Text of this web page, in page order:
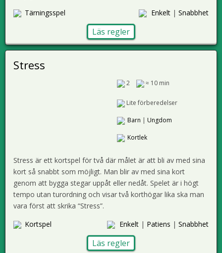
Tärningsspel
Enkelt | Snabbhet
Läs regler
Stress
2 ≈ 10 min
Lite förberedelser
Barn | Ungdom
Kortlek
Stress är ett kortspel för två där målet är att bli av med sina
kort så snabbt som möjligt. Man blir av med sina kort
genom att bygga stegar uppåt eller nedåt. Spelet är i högt
tempo utan turordning och visar två korthögar lika ska man
vara först att skrika “Stress”.
Kortspel
Enkelt | Patiens | Snabbhet
Läs regler